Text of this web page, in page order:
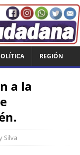
REGIÓN
a la
Silva